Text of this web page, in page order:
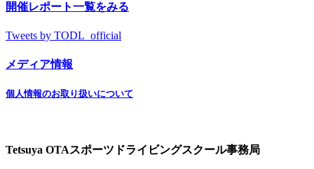
開催レポート一覧をみる
Tweets by TODL_official
メディア情報
個人情報のお取り扱いについて
Tetsuya OTAスポーツドライビングスクール事務局